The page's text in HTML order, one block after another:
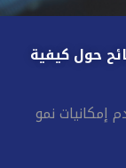
حول كيفية
نمو